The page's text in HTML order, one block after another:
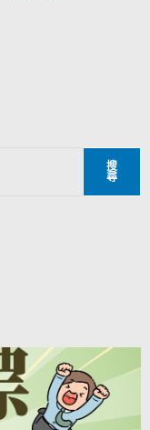
搜
尋